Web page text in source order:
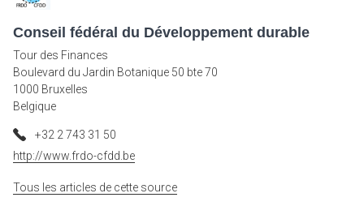
Conseil fédéral du Développement durable
Tour des Finances
Boulevard du Jardin Botanique 50 bte 70
1000 Bruxelles
Belgique
+32 2 743 31 50
http://www.frdo-cfdd.be
Tous les articles de cette source